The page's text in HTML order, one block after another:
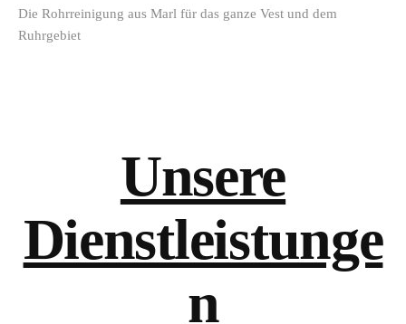
Die Rohrreinigung aus Marl für das ganze Vest und dem
Ruhrgebiet
Unsere
Dienstleistunge
n